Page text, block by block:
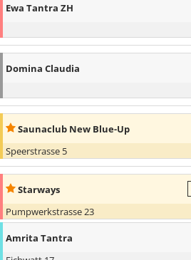
Ewa Tantra ZH
Domina Claudia
Saunaclub New Blue-Up
Speerstrasse 5
Starways
Pumpwerkstrasse 23
Amrita Tantra